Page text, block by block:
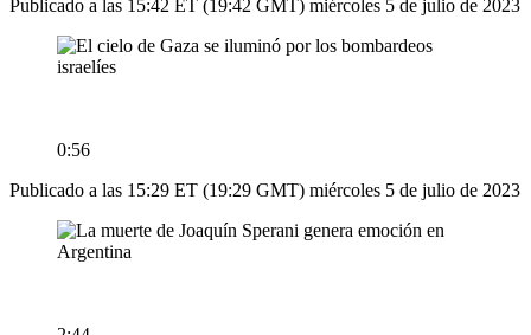
Publicado a las 15:42 ET (19:42 GMT) miércoles 5 de julio de 2023
0:56
Publicado a las 15:29 ET (19:29 GMT) miércoles 5 de julio de 2023